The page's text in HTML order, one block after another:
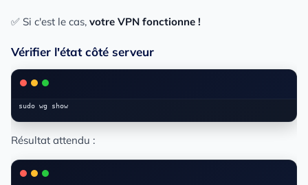
✅ Si c'est le cas, votre VPN fonctionne !
Vérifier l'état côté serveur
Résultat attendu :